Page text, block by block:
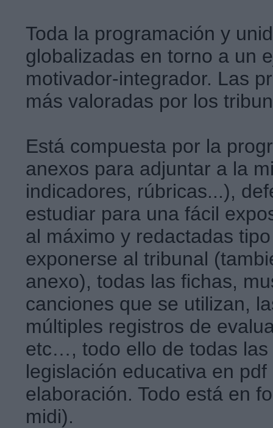
Toda la programación y
globalizadas en torno a un
motivador-integrador. Las
más valoradas por los
Está compuesta por la
anexos para adjuntar a la
indicadores, rúbricas...),
estudiar para una fácil
al máximo y redactadas
exponerse al tribunal
anexo), todas las fichas,
canciones que se utilizan,
múltiples registros de
etc…, todo ello de todas
legislación educativa en
elaboración. Todo está en
midi).